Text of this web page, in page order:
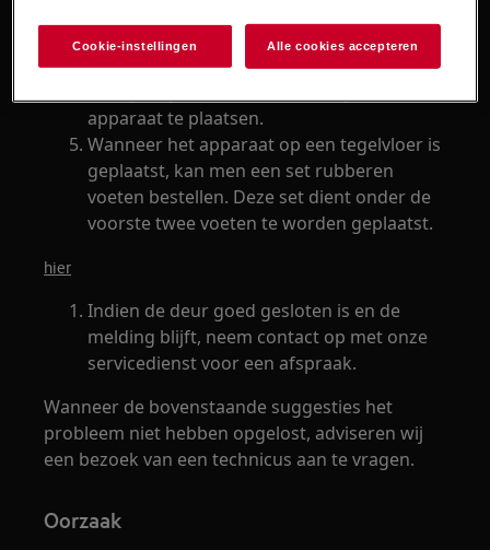
vloer is geplaatst, kan men de vloer
verstevigen met een watervast verlijmde
apparaat te plaatsen.
Wanneer het apparaat op een tegelvloer is
geplaatst, kan men een set rubberen
voeten bestellen. Deze set dient onder de
voorste twee voeten te worden geplaatst.
hier
Indien de deur goed gesloten is en de
melding blijft, neem contact op met onze
servicedienst voor een afspraak.
Wanneer de bovenstaande suggesties het
probleem niet hebben opgelost, adviseren wij
een bezoek van een technicus aan te vragen.
Oorzaak
Cookie-instellingen Alle cookies accepteren